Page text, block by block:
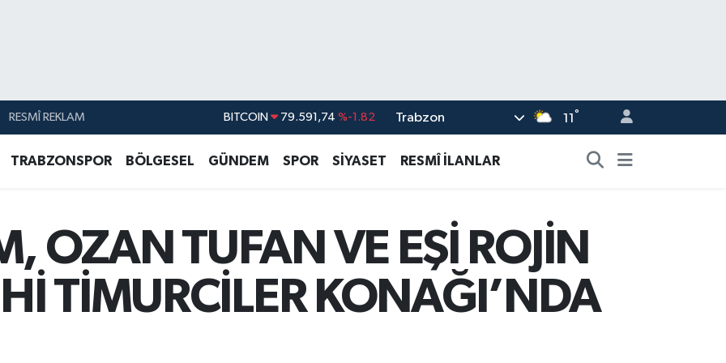
RESMÎ REKLAM DOLAR 45,43620 %0.02
BİST100 14.598,00 %0
BITCOIN 79.591,74 %-1.82
Trabzon 11 °
TRABZONSPOR BÖLGESEL GÜNDEM SPOR SİYASET RESMÎ İLANLAR
OZAN TUFAN VE EŞİ ROJİN
TİMURCİLER KONAĞI’NDA